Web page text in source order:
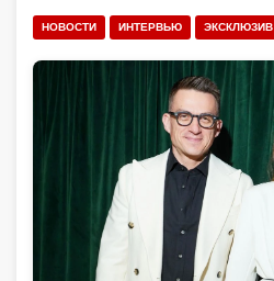
НОВОСТИ ИНТЕРВЬЮ ЭКСКЛЮЗИВ